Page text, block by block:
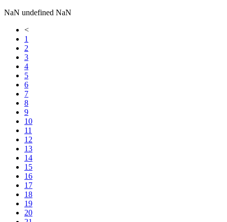
NaN undefined NaN
<
1
2
3
4
5
6
7
8
9
10
11
12
13
14
15
16
17
18
19
20